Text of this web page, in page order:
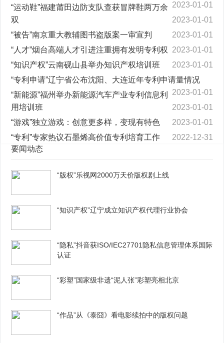
2023-01-01
“运动鞋”福建莆田边防支队查获冒牌鞋两万余
双
2023-01-01
“被告”南京重大教辅图书盗版案一审宣判
2023-01-01
“人才”烟台高端人才引进注重拥有发明专利权 2023-01-01
“知识产权”云南砚山县举办知识产权培训班
2023-01-01
“专利申请”辽宁省公布沈阳、大连近年专利申请量情况
2023-01-01
“新能源”福州举办新能源汽车产业专利信息利
用培训班
2023-01-01
“游戏”独立游戏：创意更多样，变现有特色
2023-01-01
“专利”专家热议石墨烯高价值专利培育工作
2022-12-31
要闻动态
“版权”乐视网2000万天价版权剧上线
“知识产权”辽宁成立知识产权代理行业协会
“隐私”抖音获ISO/IEC27701隐私信息管理体系国际
认证
“彩塑”国家级非遗“泥人张”彩塑亮相北京
“作品”从《泰囧》看电影续拍中的版权问题